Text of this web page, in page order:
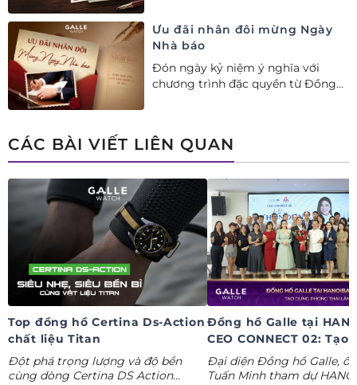
Gia đình Việt Nam.
Ưu đãi nhân đôi mừng Ngày
Nhà báo
Đón ngày kỷ niệm ý nghĩa với
chương trình đặc quyền từ Đồng
CÁC BÀI VIẾT LIÊN QUAN
Top đồng hồ Certina Ds-Action
chất liệu Titan
Đột phá trọng lượng và độ bền
cùng dòng Certina DS Action
Đồng hồ Galle tại
CEO CONNECT 02: Tạo
phong thái lãnh đạo kỷ
nguyên AI
Đại diện Đồng hồ Galle,
Tuấn Minh tham dự